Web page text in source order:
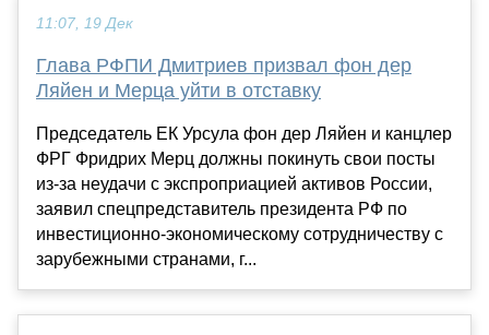
11:07, 19 Дек
Глава РФПИ Дмитриев призвал фон дер
Ляйен и Мерца уйти в отставку
Председатель ЕК Урсула фон дер Ляйен и канцлер
ФРГ Фридрих Мерц должны покинуть свои посты
из-за неудачи с экспроприацией активов России,
заявил спецпредставитель президента РФ по
инвестиционно-экономическому сотрудничеству с
зарубежными странами, г...